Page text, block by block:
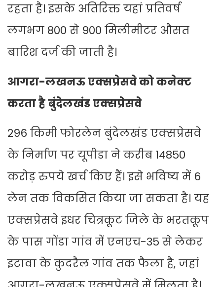
रहता है। इसके अतिरिक्त यहां प्रतिवर्ष
लगभग 800 से 900 मिलीमीटर औसत
बारिश दर्ज की जाती है।
आगरा-लखनऊ एक्सप्रेसवे को कनेक्ट
करता है बुंदेलखंड एक्सप्रेसवे
296 किमी फोरलेन बुंदेलखंड एक्सप्रेसवे
के निर्माण पर यूपीडा ने करीब 14850
करोड़ रुपये खर्च किए हैं। इसे भविष्य में 6
लेन तक विकसित किया जा सकता है। यह
एक्सप्रेसवे इधर चित्रकूट जिले के भरतकूप
के पास गोंडा गांव में एनएच-35 से लेकर
इटावा के कुदरैल गांव तक फैला है, जहां